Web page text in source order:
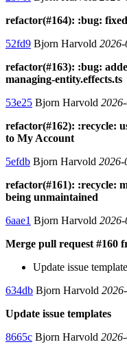
refactor(#164): :bug:
52fd9 Bjorn Harvold
refactor(#163): :bug:
managing-entity.effects.ts
53e25 Bjorn Harvold
refactor(#162): :recycle:
to My Account
5efdb Bjorn Harvold 2026-
refactor(#161): :recycle:
being unmaintained
6aae1 Bjorn Harvold
Merge pull request #160
Update issue
634db Bjorn Harvold
Update issue templates
8665c Bjorn Harvold